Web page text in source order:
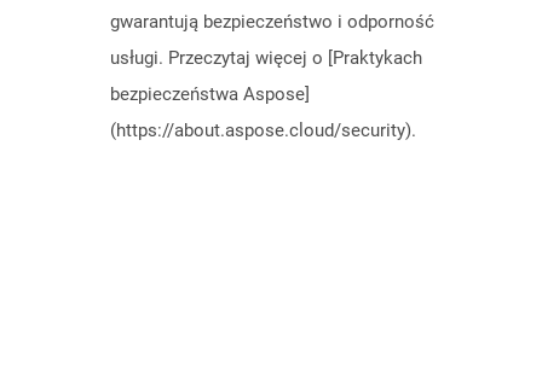
gwarantują bezpieczeństwo i odporność
usługi. Przeczytaj więcej o [Praktykach
bezpieczeństwa Aspose]
(https://about.aspose.cloud/security).